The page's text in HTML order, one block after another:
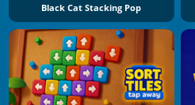
Black Cat Stacking Pop